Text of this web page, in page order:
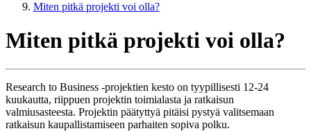
Miten pitkä projekti voi olla?
Miten pitkä projekti voi olla?
Research to Business -projektien kesto on tyypillisesti 12-24
kuukautta, riippuen projektin toimialasta ja ratkaisun
valmiusasteesta. Projektin päätyttyä pitäisi pystyä valitsemaan
ratkaisun kaupallistamiseen parhaiten sopiva polku.